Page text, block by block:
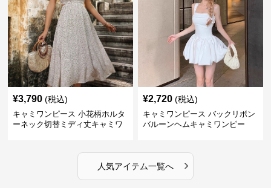
¥3,790 (税込)
キャミワンピース 小花柄ホルタ
ーネック切替ミディ丈キャミワ
¥2,720 (税込)
キャミワンピース バックリボン
バルーンヘムキャミワンピー
人気アイテム一覧へ ›